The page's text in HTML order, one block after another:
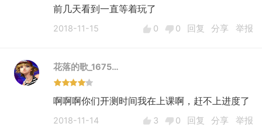
前几天看到一直等着玩了
2018-11-15 0 0 回复 分享 举报
花落的歌_1675…
啊啊啊你们开测时间我在上课啊，赶不上进度了
2018-11-14 3 0 回复 分享 举报